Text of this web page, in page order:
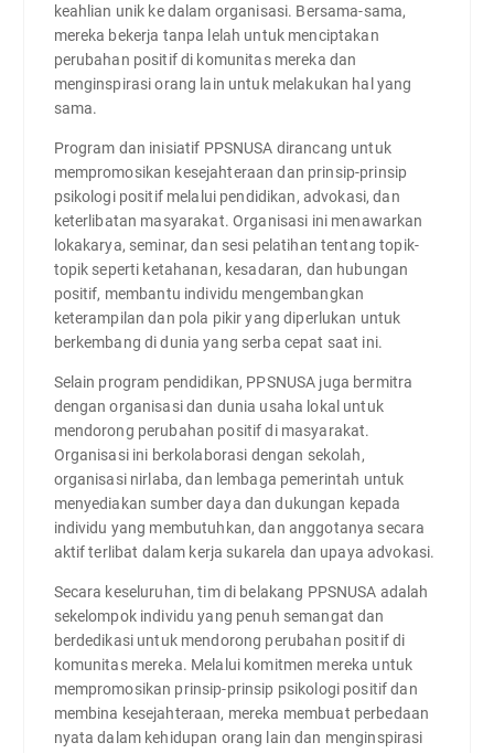
keahlian unik ke dalam organisasi. Bersama-sama,
mereka bekerja tanpa lelah untuk menciptakan
perubahan positif di komunitas mereka dan
menginspirasi orang lain untuk melakukan hal yang
sama.
Program dan inisiatif PPSNUSA dirancang untuk
mempromosikan kesejahteraan dan prinsip-prinsip
psikologi positif melalui pendidikan, advokasi, dan
keterlibatan masyarakat. Organisasi ini menawarkan
lokakarya, seminar, dan sesi pelatihan tentang topik-
topik seperti ketahanan, kesadaran, dan hubungan
positif, membantu individu mengembangkan
keterampilan dan pola pikir yang diperlukan untuk
berkembang di dunia yang serba cepat saat ini.
Selain program pendidikan, PPSNUSA juga bermitra
dengan organisasi dan dunia usaha lokal untuk
mendorong perubahan positif di masyarakat.
Organisasi ini berkolaborasi dengan sekolah,
organisasi nirlaba, dan lembaga pemerintah untuk
menyediakan sumber daya dan dukungan kepada
individu yang membutuhkan, dan anggotanya secara
aktif terlibat dalam kerja sukarela dan upaya advokasi.
Secara keseluruhan, tim di belakang PPSNUSA adalah
sekelompok individu yang penuh semangat dan
berdedikasi untuk mendorong perubahan positif di
komunitas mereka. Melalui komitmen mereka untuk
mempromosikan prinsip-prinsip psikologi positif dan
membina kesejahteraan, mereka membuat perbedaan
nyata dalam kehidupan orang lain dan menginspirasi